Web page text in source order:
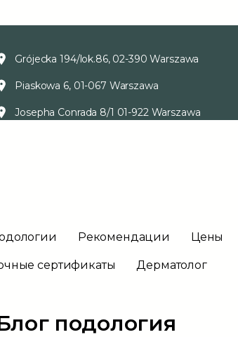
Grójecka 194/lok.86, 02-390 Warszawa
Piaskowa 6, 01-067 Warszawa
Josepha Conrada 8/1 01-922 Warszawa
Рекомендации Цены
сертификаты
Дерматолог
подология